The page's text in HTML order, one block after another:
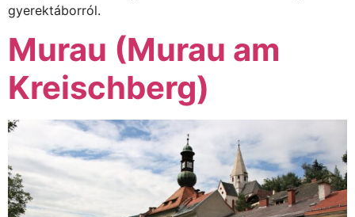
gyerektáborról.
Murau (Murau am
Kreischberg)